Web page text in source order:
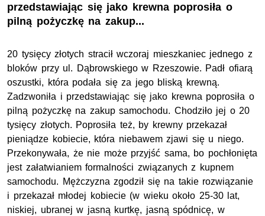
przedstawiając się jako krewna poprosiła o
pilną pożyczkę na zakup...
20 tysięcy złotych stracił wczoraj mieszkaniec jednego z
bloków przy ul. Dąbrowskiego w Rzeszowie. Padł ofiarą
oszustki, która podała się za jego bliską krewną.
Zadzwoniła i przedstawiając się jako krewna poprosiła o
pilną pożyczkę na zakup samochodu. Chodziło jej o 20
tysięcy złotych. Poprosiła też, by krewny przekazał
pieniądze kobiecie, która niebawem zjawi się u niego.
Przekonywała, że nie może przyjść sama, bo pochłonięta
jest załatwianiem formalności związanych z kupnem
samochodu. Mężczyzna zgodził się na takie rozwiązanie
i przekazał młodej kobiecie (w wieku około 25-30 lat,
niskiej, ubranej w jasną kurtkę, jasną spódnicę, w